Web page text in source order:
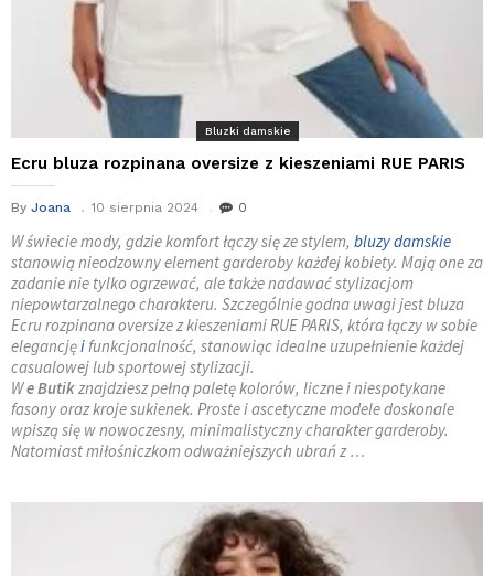
Bluzki damskie
Ecru bluza rozpinana oversize z kieszeniami RUE PARIS
By Joana 10 sierpnia 2024 0
W świecie mody, gdzie komfort łączy się ze stylem, bluzy damskie
stanowią nieodzowny element garderoby każdej kobiety. Mają one za
zadanie nie tylko ogrzewać, ale także nadawać stylizacjom
niepowtarzalnego charakteru. Szczególnie godna uwagi jest bluza
Ecru rozpinana oversize z kieszeniami RUE PARIS, która łączy w sobie
elegancjęifunkcjonalność, stanowiąc idealne uzupełnienie każdej
casualowej lub sportowej stylizacji.
We Butikznajdziesz pełną paletę kolorów, liczne i niespotykane
fasony oraz kroje sukienek. Proste i ascetyczne modele doskonale
wpiszą się w nowoczesny, minimalistyczny charakter garderoby.
Natomiast miłośniczkom odważniejszych ubrań z …